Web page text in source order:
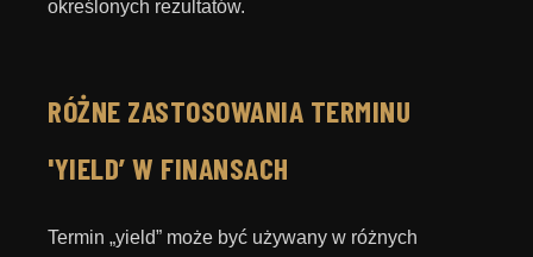
określonych rezultatów.
RÓŻNE ZASTOSOWANIA TERMINU
'YIELD’ W FINANSACH
Termin „yield” może być używany w różnych